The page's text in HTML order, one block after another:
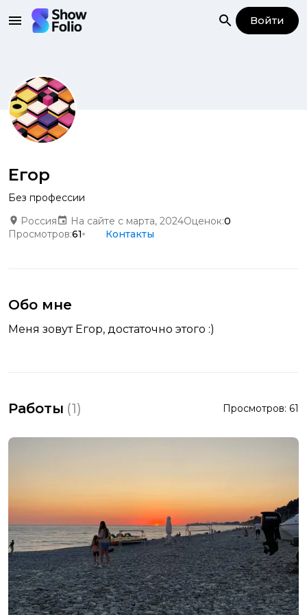
Войти
Егор
Без профессии
Россия
На сайте с марта, 2024Оценок:0
Просмотров:61 Контакты
Обо мне
Меня зовут Егор, достаточно этого :)
Работы (1) Просмотров: 61